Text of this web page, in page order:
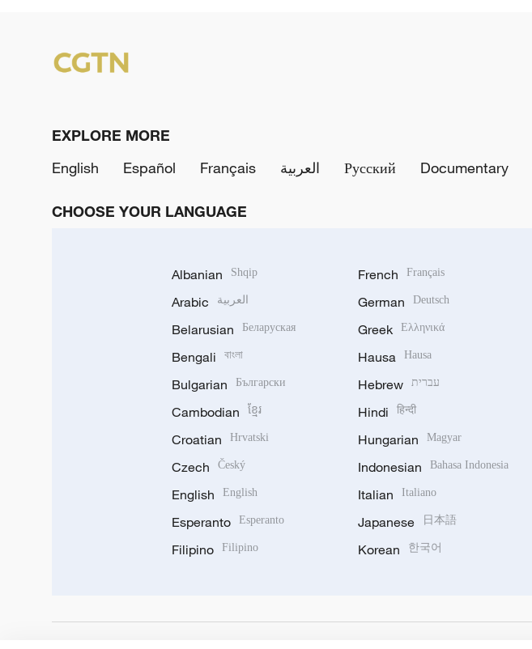
EXPLORE MORE
English
Español Français العربية Русский Documentary
CHOOSE YOUR LANGUAGE
Albanian Shqip
Arabic العربية
Belarusian Беларуская
Bengali বাংলা
Bulgarian Български
Cambodian ខ្មែរ
Croatian Hrvatski
Czech Český
English English
Esperanto Esperanto
Filipino Filipino
French Français
German Deutsch
Greek Ελληνικά
Hausa Hausa
Hebrew עברית
Hindi हिन्दी
Hungarian Magyar
Indonesian Bahasa Indonesia
Italian Italiano
Japanese 日本語
Korean 한국어